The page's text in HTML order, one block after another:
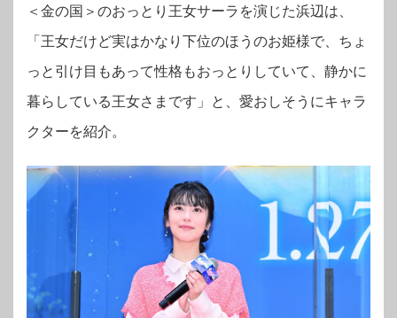
＜金の国＞のおっとり王女サーラを演じた浜辺は、
「王女だけど実はかなり下位のほうのお姫様で、ちょ
っと引け目もあって性格もおっとりしていて、静かに
暮らしている王女さまです」と、愛おしそうにキャラ
クターを紹介。